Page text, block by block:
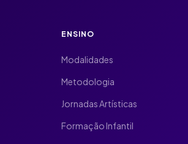
ENSINO
Modalidades
Metodologia
Jornadas Artísticas
Formação Infantil